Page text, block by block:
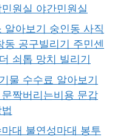
원실 야간민원실
알아보기 숭인동 사직
동 공구빌리기 주민센
쇠톱 망치 빌리기
물 수수료 알아보기
짝버리는비용 문갑
대 불연성마대 봉투